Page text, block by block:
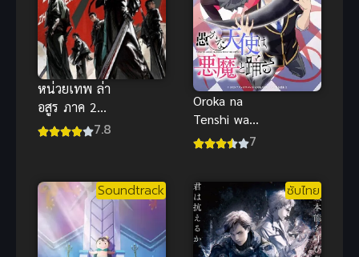
หน่วยเทพ ล่า
อสูร ภาค 2
สานต่อความ
จินตนาการ
7.8
Oroka na
Tenshi wa
Akuma to
ภาค 1
7
Soundtrack ซับไทย